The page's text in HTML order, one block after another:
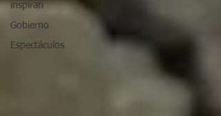
inspiran
Gobierno
Espectáculos